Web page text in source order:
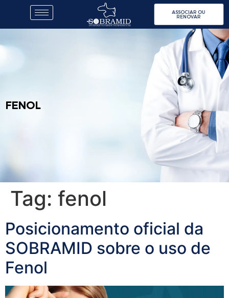
ASSOCIAR OU
RENOVAR
FENOL
Tag: fenol
Posicionamento oficial da
SOBRAMID sobre o uso de
Fenol